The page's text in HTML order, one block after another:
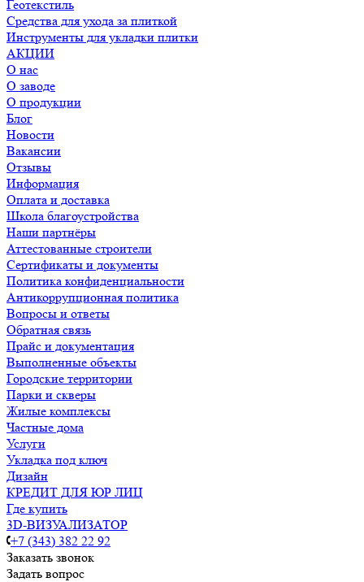
Геотекстиль
Средства для ухода за плиткой
Инструменты для укладки плитки
АКЦИИ
О нас
О заводе
О продукции
Блог
Новости
Вакансии
Отзывы
Информация
Оплата и доставка
Школа благоустройства
Наши партнёры
Аттестованные строители
Сертификаты и документы
Политика конфиденциальности
Антикоррупционная политика
Вопросы и ответы
Обратная связь
Прайс и документация
Выполненные объекты
Городские территории
Парки и скверы
Жилые комплексы
Частные дома
Услуги
Укладка под ключ
Дизайн
КРЕДИТ ДЛЯ ЮР ЛИЦ
Где купить
3D-ВИЗУАЛИЗАТОР
+7 (343) 382 22 92
Заказать звонок
Задать вопрос